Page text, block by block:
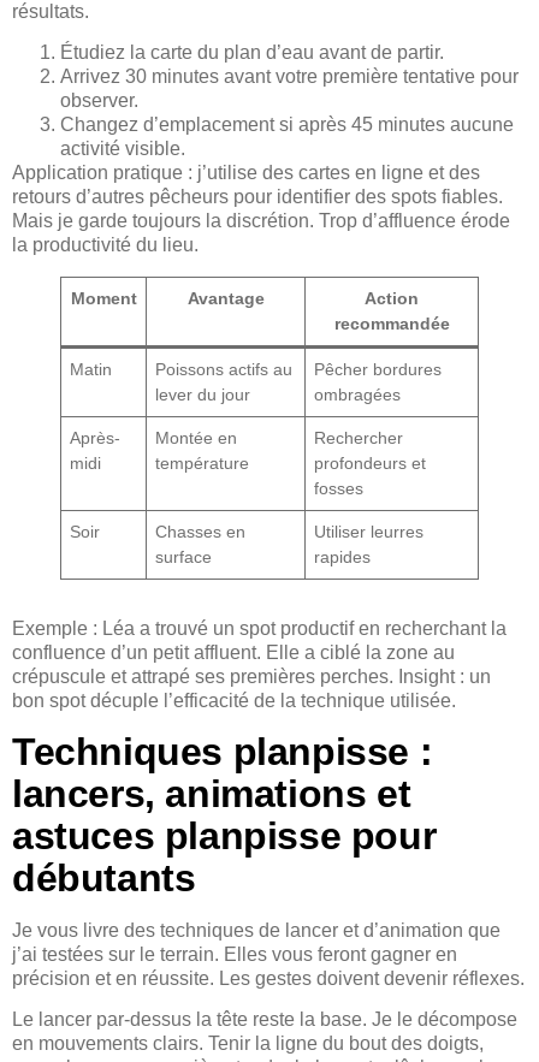
résultats.
Étudiez la carte du plan d’eau avant de partir.
Arrivez 30 minutes avant votre première tentative pour
observer.
Changez d’emplacement si après 45 minutes aucune
activité visible.
Application pratique : j’utilise des cartes en ligne et des
retours d’autres pêcheurs pour identifier des spots fiables.
Mais je garde toujours la discrétion. Trop d’affluence érode
la productivité du lieu.
Moment Avantage
Action
recommandée
Matin
Poissons actifs au
lever du jour
Pêcher bordures
ombragées
Après-
midi
Montée en
température
Rechercher
profondeurs et
fosses
Soir
Chasses en
surface
Utiliser leurres
rapides
Exemple : Léa a trouvé un spot productif en recherchant la
confluence d’un petit affluent. Elle a ciblé la zone au
crépuscule et attrapé ses premières perches. Insight : un
bon spot décuple l’efficacité de la technique utilisée.
Techniques planpisse :
lancers, animations et
astuces planpisse pour
débutants
Je vous livre des techniques de lancer et d’animation que
j’ai testées sur le terrain. Elles vous feront gagner en
précision et en réussite. Les gestes doivent devenir réflexes.
Le lancer par-dessus la tête reste la base. Je le décompose
en mouvements clairs. Tenir la ligne du bout des doigts,